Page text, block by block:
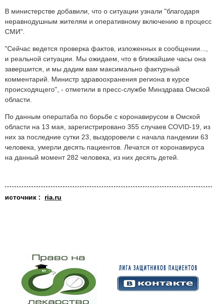
В министерстве добавили, что о ситуации узнали "благодаря
неравнодушным жителям и оперативному включению в процесс
СМИ".
"Сейчас ведется проверка фактов, изложенных в сообщении...,
и реальной ситуации. Мы ожидаем, что в ближайшие часы она
завершится, и мы дадим вам максимально фактурный
комментарий. Министр здравоохранения региона в курсе
происходящего", - отметили в пресс-службе Минздрава Омской
области.
По данным оперштаба по борьбе с коронавирусом в Омской
области на 13 мая, зарегистрировано 355 случаев COVID-19, из
них за последние сутки 23, выздоровели с начала пандемии 63
человека, умерли десять пациентов. Лечатся от коронавируса
на данный момент 282 человека, из них десять детей.
источник : ria.ru